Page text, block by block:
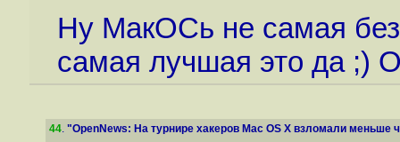
Ну МакОСь не самая
самая лучшая это да ;)
44. "OpenNews: На турнире хакеров Mac OS X взломали меньше